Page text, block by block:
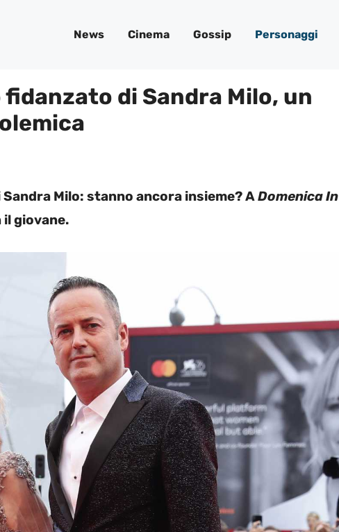
News Cinema Gossip Personaggi
di Sandra Milo, un
Milo: stanno ancora insieme? ADomenica In
giovane.